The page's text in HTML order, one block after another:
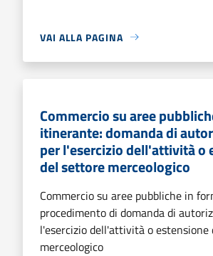
VAI ALLA PAGINA
Commercio su aree
itinerante: domanda di
per l'esercizio dell'attività o
del settore merceologico
Commercio su aree pubbliche in
procedimento di domanda di
l'esercizio dell'attività o estensione
merceologico